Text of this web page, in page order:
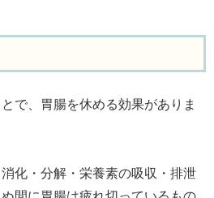
で、胃腸を休める効果がありま
化・分解・栄養素の吸収・排泄